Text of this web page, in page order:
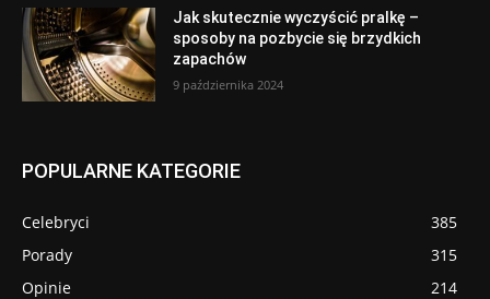
Jak skutecznie wyczyścić pralkę –
sposoby na pozbycie się brzydkich
zapachów
9 października 2024
POPULARNE KATEGORIE
Celebryci
385
Porady
315
Opinie
214